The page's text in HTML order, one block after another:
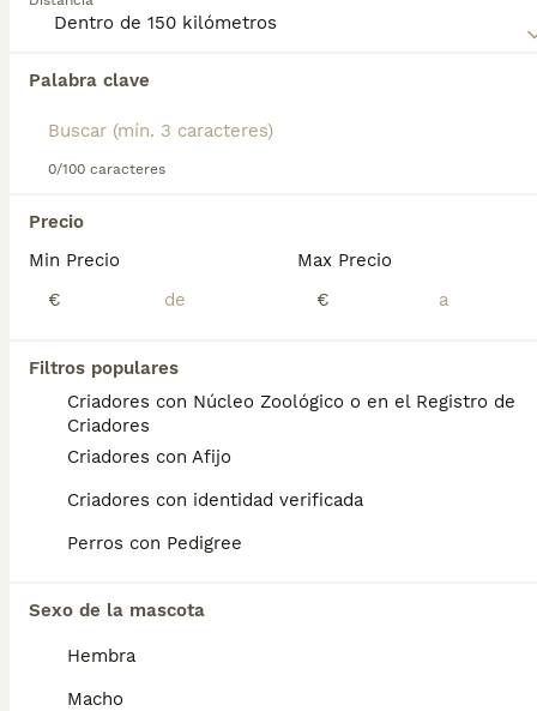
Palabra clave
0/100 caracteres
Precio
Min Precio
€
Max Precio
€
Filtros populares
Criadores con Núcleo Zoológico o en el Registro de
Criadores
Criadores con Afijo
Criadores con identidad verificada
Perros con Pedigree
Sexo de la mascota
Hembra
Macho
Encontramos 0 Azawakh Perros para monta
Si deseas exactamente esta búsqueda guarda tu
búsqueda y espera el resultado perfecto:
Preguntas frecuentes
¿Los perros azawakh son
buenas mascotas?
Personalidad de Azawakh Con la familia son
compañeros cariñosos e inteligentes ,
dispuestos a trabajar con sus dueños ya sea
como perros guardianes o como cazadores;
se adaptan bien a la soledad, ni a la falta de